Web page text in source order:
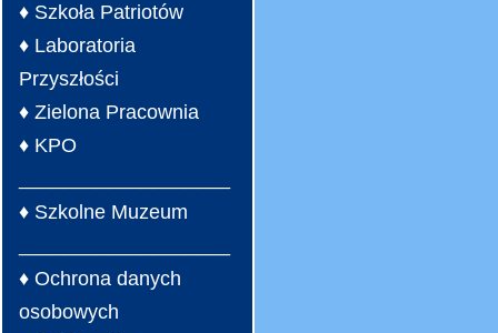
♦ Szkoła Patriotów
♦ Laboratoria
Przyszłości
♦ Zielona Pracownia
♦ KPO
♦ Szkolne Muzeum
♦ Ochrona danych
osobowych